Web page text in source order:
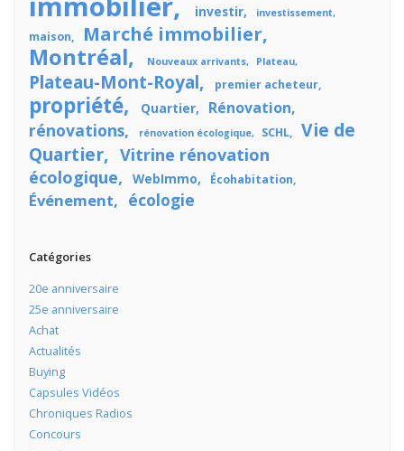
investir investissement
maison Marché immobilier
Montréal Nouveaux arrivants Plateau
Plateau-Mont-Royal premier acheteur
propriété Quartier Rénovation
rénovations rénovation écologique SCHL
Vie de
Quartier
Vitrine rénovation
écologique
WebImmo Écohabitation
Événement écologie
Catégories
20e anniversaire
25e anniversaire
Achat
Actualités
Buying
Capsules Vidéos
Chroniques Radios
Concours